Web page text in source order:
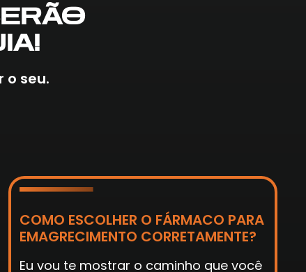
o seu.
COMO PERDER O MEDO E
TRABALHAR E TER SEGURANÇA NA